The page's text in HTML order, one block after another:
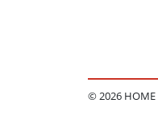
© 2026 HOME